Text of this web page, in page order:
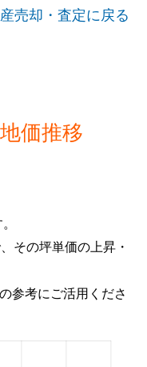
売却・査定に戻る
価推移
その坪単価の上昇・
参考にご活用くださ